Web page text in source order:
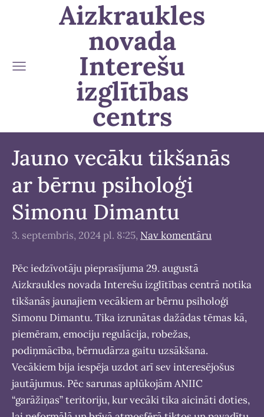
Aizkraukles
novada
Interešu
izglītības
centrs
Jauno vecāku tikšanās
ar bērnu psiholoģi
Simonu Dimantu
3. septembris, 2024 pl. 8:25, Nav komentāru
Pēc iedzīvotāju pieprasījuma 29. augustā
Aizkraukles novada Interešu izglītības centrā notika
tikšanās jaunajiem vecākiem ar bērnu psiholoģi
Simonu Dimantu. Tika izrunātas dažādas tēmas kā,
piemēram, emociju regulācija, robežas,
podiņmācība, bērnudārza gaitu uzsākšana.
Vecākiem bija iespēja uzdot arī sev interesējošus
jautājumus. Pēc sarunas aplūkojām ANIIC
“garāžiņas” teritoriju, kur vecāki tika aicināti doties,